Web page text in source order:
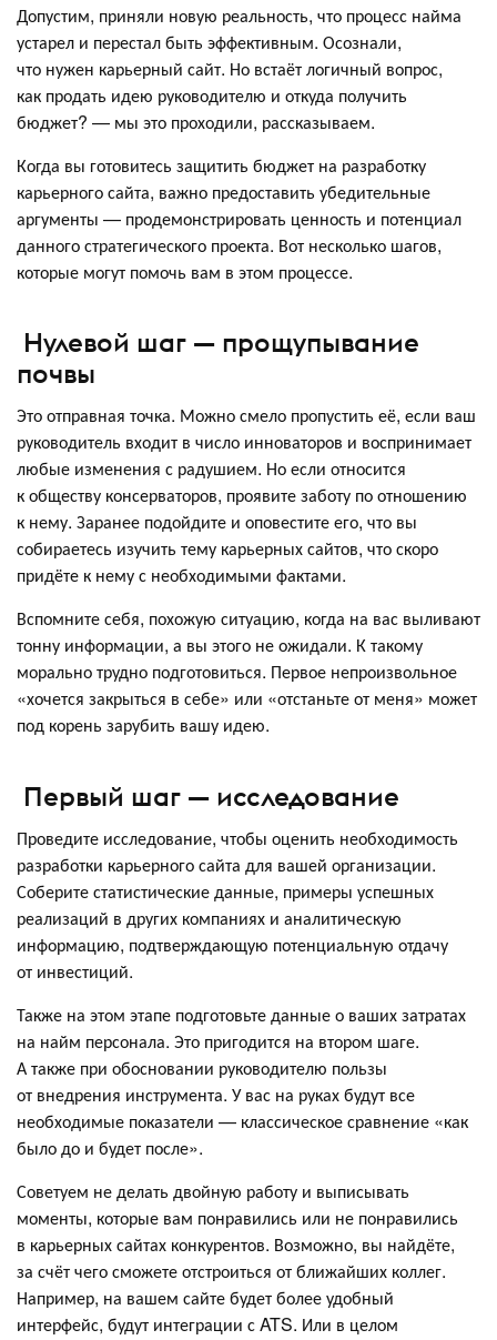
Допустим, приняли новую реальность, что процесс найма
устарел и перестал быть эффективным. Осознали,
что нужен карьерный сайт. Но встаёт логичный вопрос,
как продать идею руководителю и откуда получить
бюджет? — мы это проходили, рассказываем.
Когда вы готовитесь защитить бюджет на разработку
карьерного сайта, важно предоставить убедительные
аргументы — продемонстрировать ценность и потенциал
данного стратегического проекта. Вот несколько шагов,
которые могут помочь вам в этом процессе.
Нулевой шаг — прощупывание
почвы
Это отправная точка. Можно смело пропустить её, если ваш
руководитель входит в число инноваторов и воспринимает
любые изменения с радушием. Но если относится
к обществу консерваторов, проявите заботу по отношению
к нему. Заранее подойдите и оповестите его, что вы
собираетесь изучить тему карьерных сайтов, что скоро
придёте к нему с необходимыми фактами.
Вспомните себя, похожую ситуацию, когда на вас выливают
тонну информации, а вы этого не ожидали. К такому
морально трудно подготовиться. Первое непроизвольное
«хочется закрыться в себе» или «отстаньте от меня» может
под корень зарубить вашу идею.
Первый шаг — исследование
Проведите исследование, чтобы оценить необходимость
разработки карьерного сайта для вашей организации.
Соберите статистические данные, примеры успешных
реализаций в других компаниях и аналитическую
информацию, подтверждающую потенциальную отдачу
от инвестиций.
Также на этом этапе подготовьте данные о ваших затратах
на найм персонала. Это пригодится на втором шаге.
А также при обосновании руководителю пользы
от внедрения инструмента. У вас на руках будут все
необходимые показатели — классическое сравнение «как
было до и будет после».
Советуем не делать двойную работу и выписывать
моменты, которые вам понравились или не понравились
в карьерных сайтах конкурентов. Возможно, вы найдёте,
за счёт чего сможете отстроиться от ближайших коллег.
Например, на вашем сайте будет более удобный
интерфейс, будут интеграции с ATS. Или в целом